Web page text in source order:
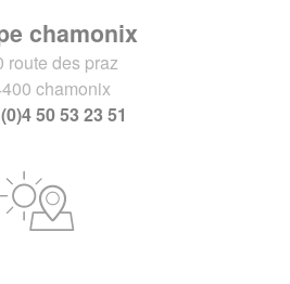
chamonix
route des praz
chamonix
50 53 23 51